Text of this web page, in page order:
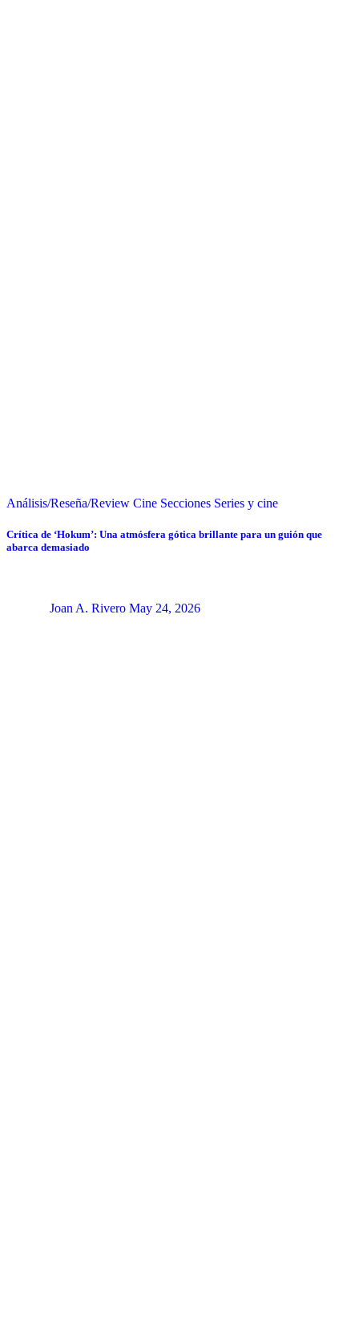
Análisis/Reseña/Review Cine Secciones Series y cine
Crítica de ‘Hokum’: Una atmósfera gótica brillante para un guión que
abarca demasiado
Joan A. Rivero May 24, 2026